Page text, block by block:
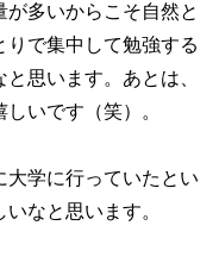
多いからこそ自然と
で集中して勉強する
思います。あとは、
いです（笑）。
大学に行っていたとい
なと思います。